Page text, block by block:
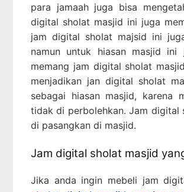
para jamaah juga bisa
digital sholat masjid ini juga
jam digital sholat majsid ini
namun untuk hiasan masjid ini
memang jam digital sholat
menjadikan jan digital sholat
sebagai hiasan masjid, karena
tidak di perbolehkan. Jam digital
di pasangkan di masjid.
Jam digital sholat masjid
Jika anda ingin mebeli jam